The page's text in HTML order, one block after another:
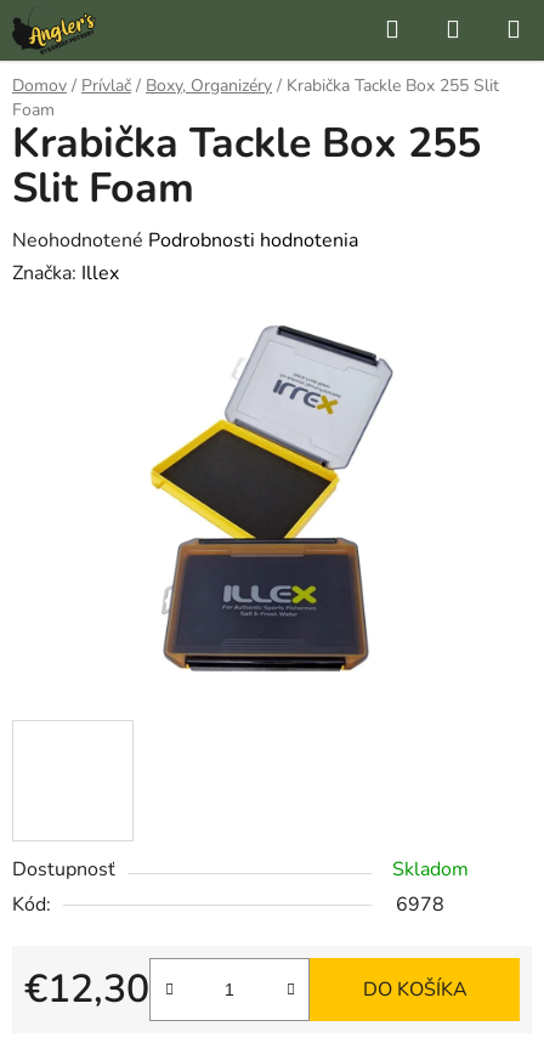
Prejsť
na
obsah
Hľadať
KOŠÍK
Domov / Prívlač / Boxy, Organizéry / Krabička Tackle Box 255 Slit
Foam
Dostupnosť
Skladom
Kód:
6978
€12,30
Jednotková cena:
DO KOŠÍKA
Krabička Tackle Box 255
Slit Foam
Priemerné
hodnotenie
Neohodnotené Podrobnosti hodnotenia
Značka: Illex